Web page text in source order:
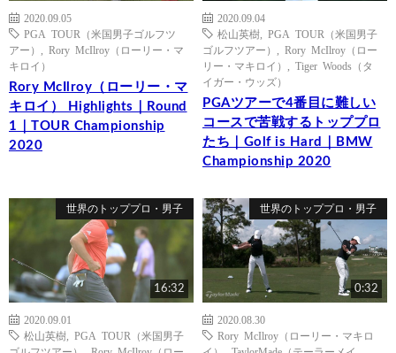
2020.09.05
PGA TOUR（米国男子ゴルフツ
アー）
Rory McIlroy（ローリー・マ
キロイ）
Rory McIlroy（ローリー・マ
キロイ） Highlights｜Round
1｜TOUR Championship
2020
2020.09.04
松山英樹
PGA TOUR（米国男子
ゴルフツアー）
Rory McIlroy（ロー
リー・マキロイ）
Tiger Woods（タ
イガー・ウッズ）
PGAツアーで4番目に難しい
コースで苦戦するトッププロ
たち｜Golf is Hard｜BMW
Championship 2020
世界のトッププロ・男子
16:32
2020.09.01
松山英樹
PGA TOUR（米国男子
世界のトッププロ・男子
0:32
2020.08.30
Rory McIlroy（ローリー・マキロ